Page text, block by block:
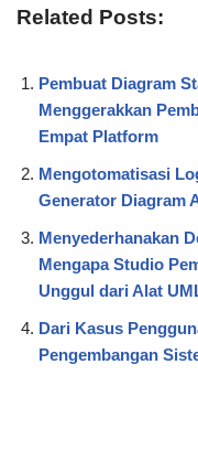
Related Posts:
Pembuat Diagram
Menggerakkan
Empat Platform
Mengotomatisasi
Generator Diagram
Menyederhanakan
Mengapa Studio
Unggul dari Alat
Dari Kasus
Pengembangan